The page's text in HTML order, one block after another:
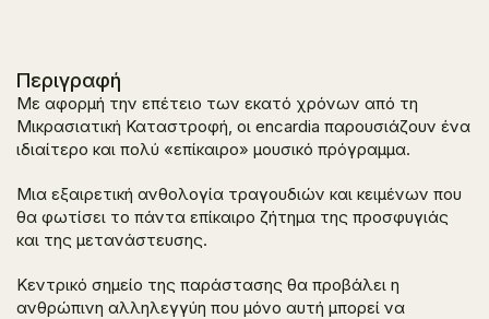
Περιγραφή
Με αφορμή την επέτειο των εκατό χρόνων από τη
Μικρασιατική Καταστροφή, οι encardia παρουσιάζουν ένα
ιδιαίτερο και πολύ «επίκαιρο» μουσικό πρόγραμμα.
Μια εξαιρετική ανθολογία τραγουδιών και κειμένων που
θα φωτίσει το πάντα επίκαιρο ζήτημα της προσφυγιάς
και της μετανάστευσης.
Κεντρικό σημείο της παράστασης θα προβάλει η
ανθρώπινη αλληλεγγύη που μόνο αυτή μπορεί να